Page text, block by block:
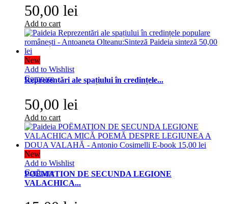
50,00 lei
Add to cart
New
Add to Wishlist
Compare
Reprezentări ale spațiului în credințele...
50,00 lei
Add to cart
New
Add to Wishlist
Compare
POËMATION DE SECUNDA LEGIONE
VALACHICA...